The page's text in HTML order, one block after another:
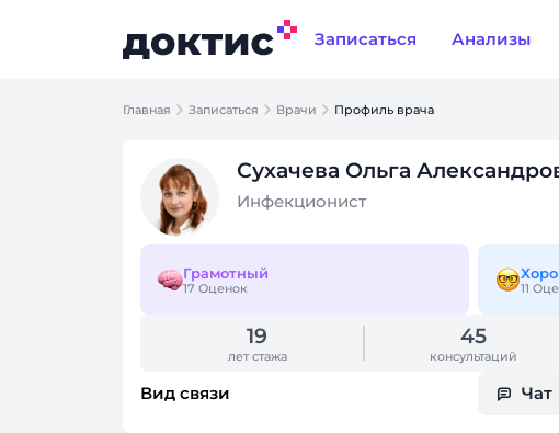
Записаться Анализы
Главная Записаться Врачи Профиль врача
Сухачева Ольга
Инфекционист
Грамотный
17 Оценок 11
19
лет стажа
45
консультаций
Вид связи Чат